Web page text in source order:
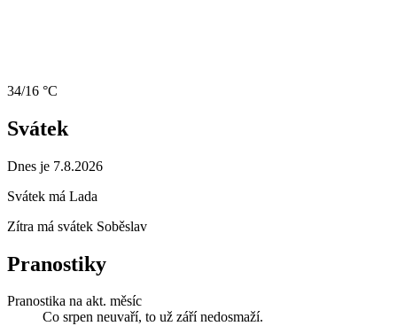
34/16 °C
Svátek
Dnes je 7.8.2026
Svátek má Lada
Zítra má svátek Soběslav
Pranostiky
Pranostika na akt. měsíc
Co srpen neuvaří, to už září nedosmaží.